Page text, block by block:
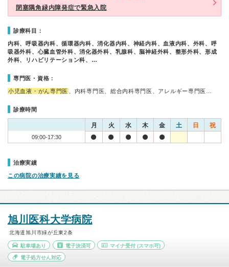
閉塞隅角緑内障発症で緊急入院
診療科目：
内科、呼吸器内科、循環器内科、消化器内科、神経内科、血液内科、外科、呼
吸器外科、心臓血管外科、消化器外科、乳腺科、脳神経外科、整形外科、形成
外科、リハビリテーション科、…
専門医・資格：
小児血液・がん専門医 、内科専門医、総合内科専門医、アレルギー専門医…
診療時間
月 火 水 木 金 土 日 祝
09:00-17:30
治療実績
この病院の治療実績を見る
旭川医科大学病院
北海道旭川市緑が丘東2条
駐車場あり 電子決済可 マイナ受付 (スマホ可)
電子処方せん対応